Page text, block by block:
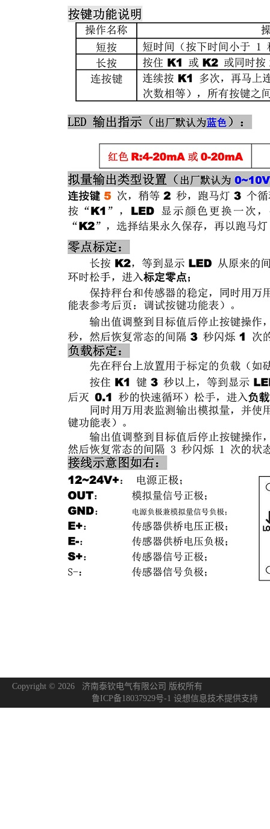
Copyright © 2026 济南泰钦电气有限公司 版权所有
鲁ICP备18037929号-1 设想信息技术提供支持